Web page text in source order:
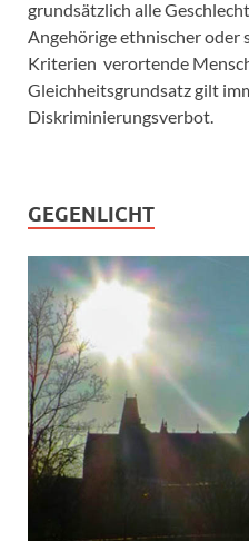
grundsätzlich alle
Angehörige ethnischer oder
Kriterien verortende
Gleichheitsgrundsatz gilt
Diskriminierungsverbot.
GEGENLICHT